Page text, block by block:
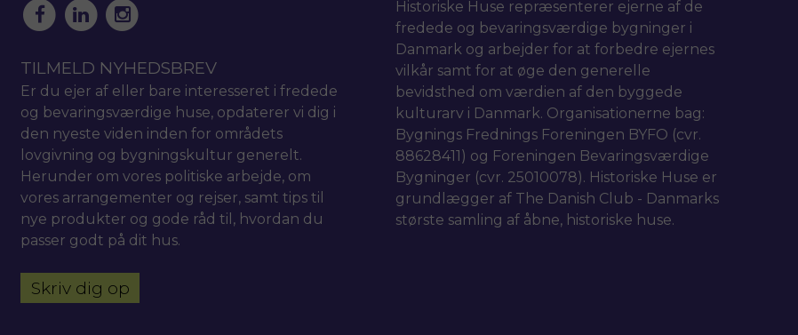
TILMELD NYHEDSBREV
Er du ejer af eller bare interesseret i fredede
og bevaringsværdige huse, opdaterer vi dig i
den nyeste viden inden for områdets
lovgivning og bygningskultur generelt.
Herunder om vores politiske arbejde, om
vores arrangementer og rejser, samt tips til
nye produkter og gode råd til, hvordan du
passer godt på dit hus.
Skriv dig op
Historiske Huse repræsenterer ejerne af de
fredede og bevaringsværdige bygninger i
Danmark og arbejder for at forbedre ejernes
vilkår samt for at øge den generelle
bevidsthed om værdien af den byggede
kulturarv i Danmark. Organisationerne bag:
Bygnings Frednings Foreningen BYFO (cvr.
88628411) og Foreningen Bevaringsværdige
Bygninger (cvr. 25010078). Historiske Huse er
grundlægger af The Danish Club - Danmarks
største samling af åbne, historiske huse.